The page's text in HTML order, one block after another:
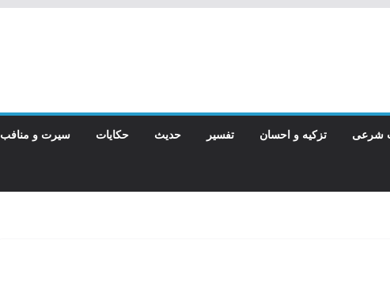
شرعی تزکیه و احسان تفسیر حدیث حکایات سیرت و منافب